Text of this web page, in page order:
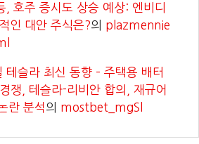
, 호주 증시도 상승 예상: 엔비디
인 대안 주식은?의 plazmennie
슬라 최신 동향 – 주택용 배터
쟁, 테슬라-리비안 합의, 재규어
란 분석의 mostbet_mgSl